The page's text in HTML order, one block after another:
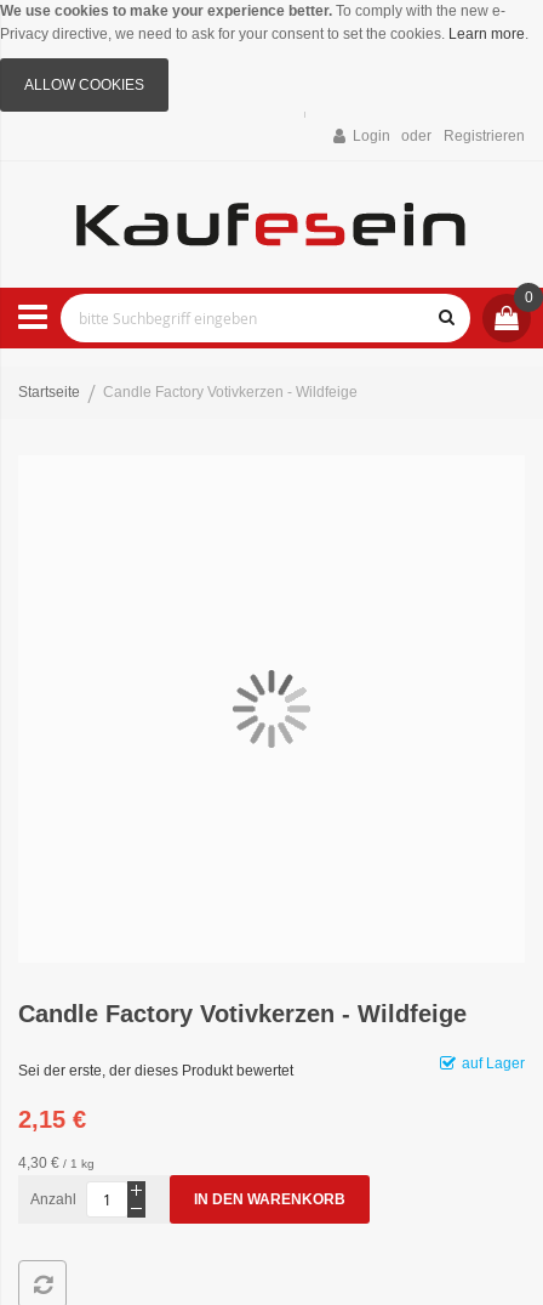
We use cookies to make your experience better. To comply with the new e-
Privacy directive, we need to ask for your consent to set the cookies. Learn more.
ALLOW COOKIES
Login Registrieren
0
Startseite Candle Factory Votivkerzen - Wildfeige
Candle Factory Votivkerzen - Wildfeige
auf Lager
Sei der erste, der dieses Produkt bewertet
2,15 €
4,30 € / 1 kg
Anzahl IN DEN WARENKORB